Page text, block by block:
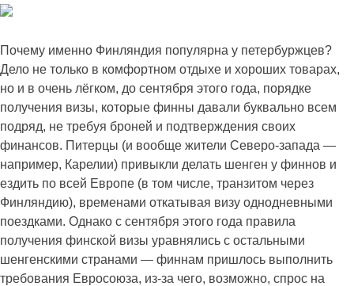
Почему именно Финляндия популярна у петербуржцев?
Дело не только в комфортном отдыхе и хороших товарах,
но и в очень лёгком, до сентября этого года, порядке
получения визы, которые финны давали буквально всем
подряд, не требуя броней и подтверждения своих
финансов. Питерцы (и вообще жители Северо-запада —
например, Карелии) привыкли делать шенген у финнов и
ездить по всей Европе (в том числе, транзитом через
Финляндию), временами откатывая визу однодневными
поездками. Однако с сентября этого года правила
получения финской визы уравнялись с остальными
шенгенскими странами — финнам пришлось выполнить
требования Евросоюза, из-за чего, возможно, спрос на